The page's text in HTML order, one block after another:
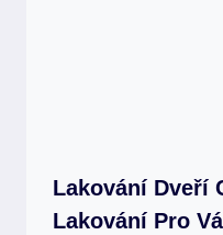
Lakování Dveří
Lakování Pro